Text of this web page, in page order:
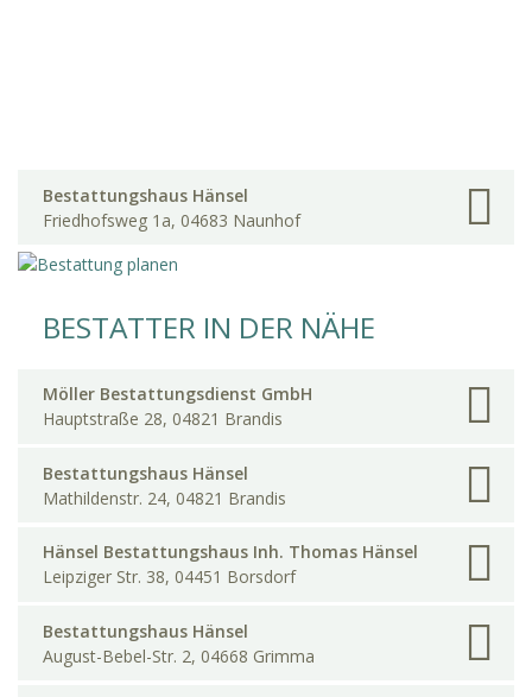
Bestattungshaus Hänsel
Friedhofsweg 1a, 04683 Naunhof
BESTATTER IN DER NÄHE
Möller Bestattungsdienst GmbH
Hauptstraße 28, 04821 Brandis
Bestattungshaus Hänsel
Mathildenstr. 24, 04821 Brandis
Hänsel Bestattungshaus Inh. Thomas Hänsel
Leipziger Str. 38, 04451 Borsdorf
Bestattungshaus Hänsel
August-Bebel-Str. 2, 04668 Grimma